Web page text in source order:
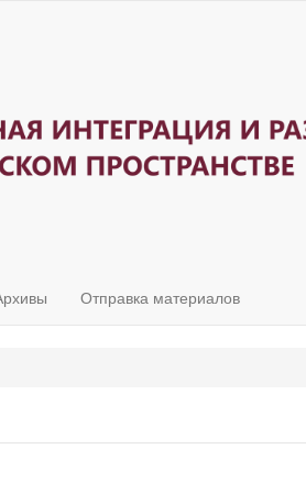
Отправка материалов